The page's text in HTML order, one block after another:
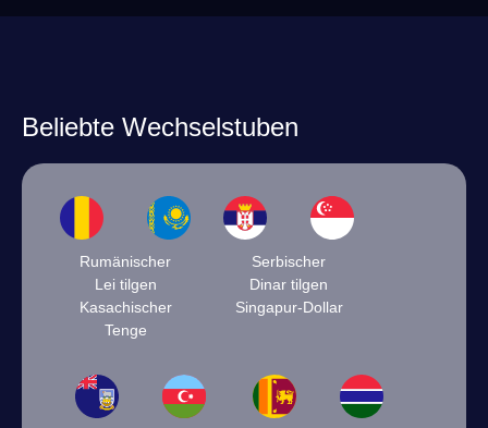
Beliebte Wechselstuben
Rumänischer
Lei tilgen
Kasachischer
Tenge
Serbischer
Dinar tilgen
Singapur-Dollar